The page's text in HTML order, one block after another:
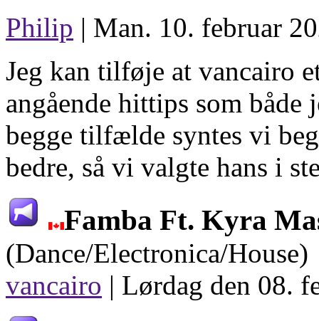
Philip | Man. 10. februar
Jeg kan tilføje at vancairo
angående hittips som
begge tilfælde syntes vi
bedre, så vi valgte hans i
Famba Ft. Kyra
(Dance/Electronica/House)
vancairo | Lørdag den 08.